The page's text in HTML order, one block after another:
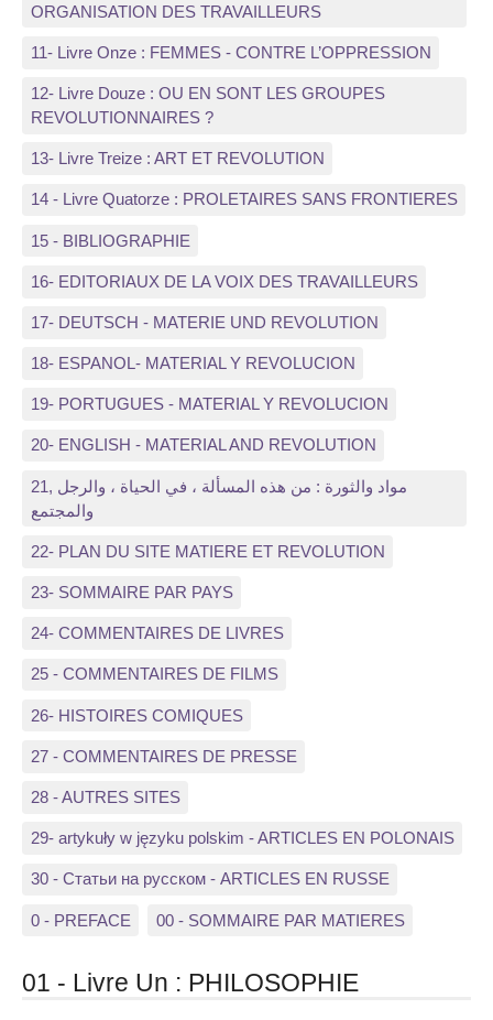
ORGANISATION DES TRAVAILLEURS
11- Livre Onze : FEMMES - CONTRE L’OPPRESSION
12- Livre Douze : OU EN SONT LES GROUPES
REVOLUTIONNAIRES ?
13- Livre Treize : ART ET REVOLUTION
14 - Livre Quatorze : PROLETAIRES SANS FRONTIERES
15 - BIBLIOGRAPHIE
16- EDITORIAUX DE LA VOIX DES TRAVAILLEURS
17- DEUTSCH - MATERIE UND REVOLUTION
18- ESPANOL- MATERIAL Y REVOLUCION
19- PORTUGUES - MATERIAL Y REVOLUCION
20- ENGLISH - MATERIAL AND REVOLUTION
21, مواد والثورة : من هذه المسألة ، في الحياة ، والرجل
والمجتمع
22- PLAN DU SITE MATIERE ET REVOLUTION
23- SOMMAIRE PAR PAYS
24- COMMENTAIRES DE LIVRES
25 - COMMENTAIRES DE FILMS
26- HISTOIRES COMIQUES
27 - COMMENTAIRES DE PRESSE
28 - AUTRES SITES
29- artykuły w języku polskim - ARTICLES EN POLONAIS
30 - Статьи на русском - ARTICLES EN RUSSE
0 - PREFACE 00 - SOMMAIRE PAR MATIERES
01 - Livre Un : PHILOSOPHIE